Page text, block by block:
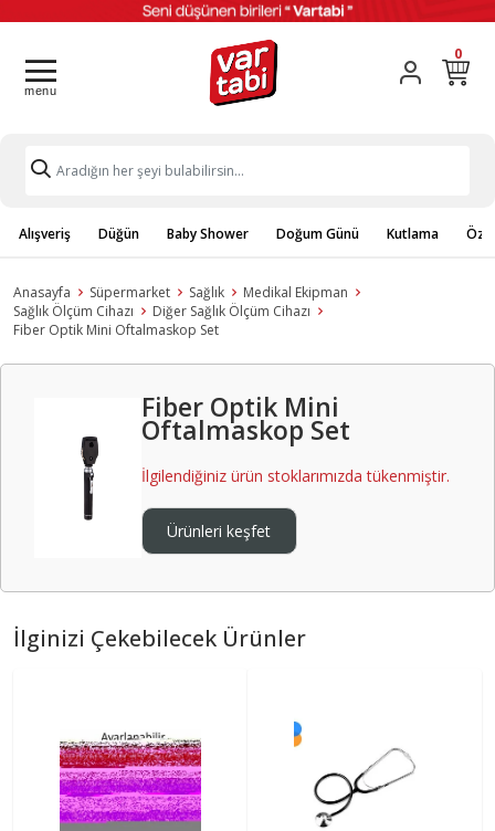
0
Alışveriş Düğün Baby Shower Doğum Günü Kutlama
Anasayfa Süpermarket Sağlık
Medikal Ekipman
Sağlık Ölçüm Cihazı
Diğer Sağlık Ölçüm Cihazı
Fiber Optik Mini Oftalmaskop Set
Fiber Optik Mini
Oftalmaskop Set
İlgilendiğiniz ürün stoklarımızda tükenmiştir.
Ürünleri keşfet
İlginizi Çekebilecek Ürünler